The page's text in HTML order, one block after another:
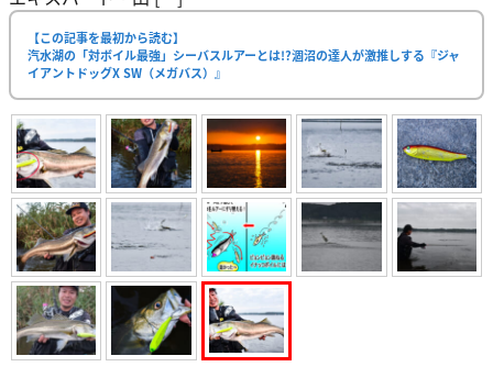
【この記事を最初から読む】
汽水湖の「対ボイル最強」シーバスルアーとは!?涸沼の達人が激推しする『ジャ
イアントドッグX SW（メガバス）』